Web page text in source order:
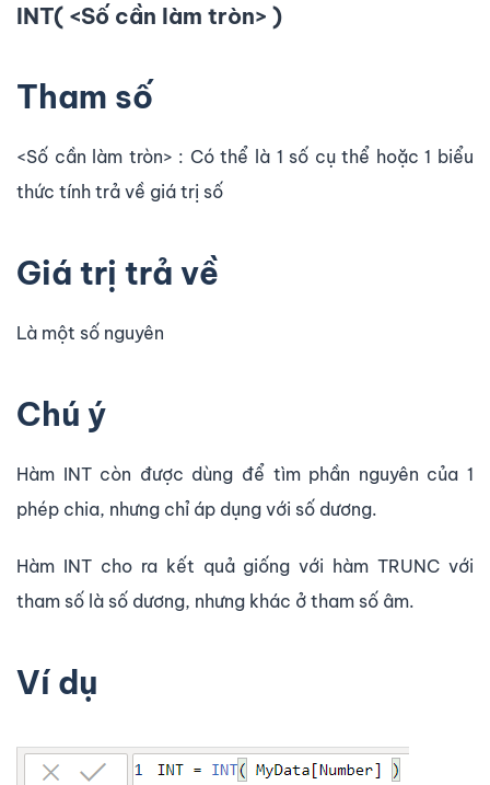
INT( <Số cần làm tròn> )
Tham số
<Số cần làm tròn> : Có thể là 1 số cụ thể hoặc 1 biểu
thức tính trả về giá trị số
Giá trị trả về
Là một số nguyên
Chú ý
Hàm INT còn được dùng để tìm phần nguyên của 1
phép chia, nhưng chỉ áp dụng với số dương.
Hàm INT cho ra kết quả giống với hàm TRUNC với
tham số là số dương, nhưng khác ở tham số âm.
Ví dụ